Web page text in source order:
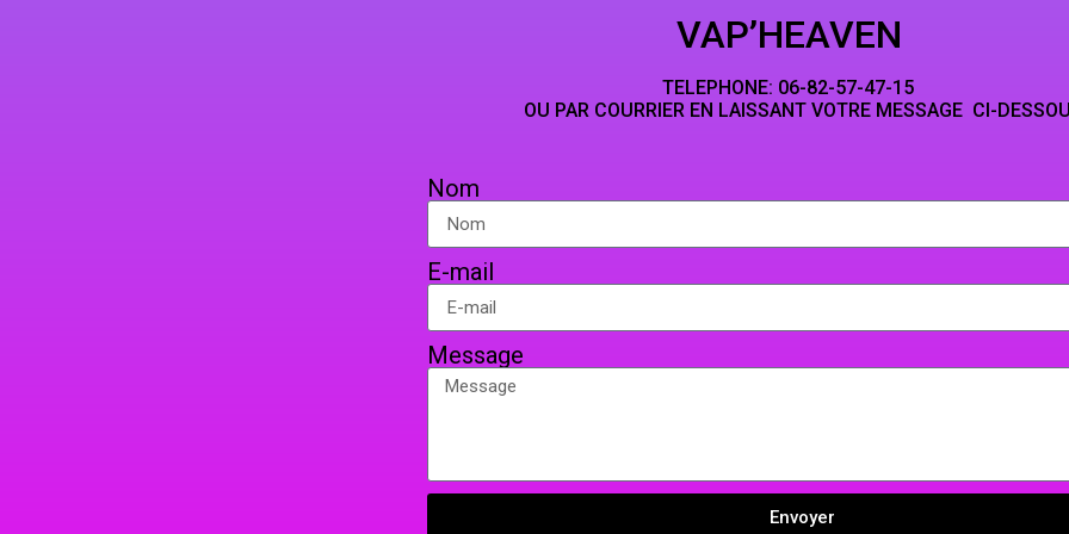
VAP’HEAVEN
TELEPHONE: 06-82-
OU PAR COURRIER EN LAISSANT VOTRE MESSAGE CI-
Nom
E-mail
Message
Envoyer